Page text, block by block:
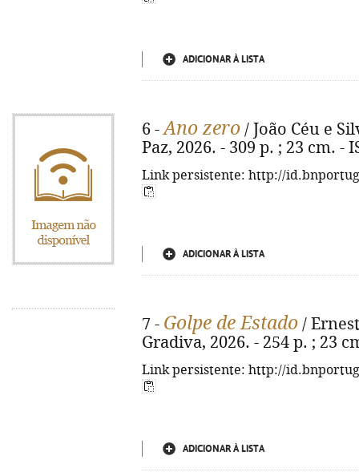
ADICIONAR À LISTA
6 -Ano zero / João Céu e
Paz, 2026. - 309 p. ; 23 cm. -
Link persistente: http://
ADICIONAR À LISTA
7 - Golpe de Estado /
Gradiva, 2026. - 254 p. ; 23
Link persistente: http://
ADICIONAR À LISTA